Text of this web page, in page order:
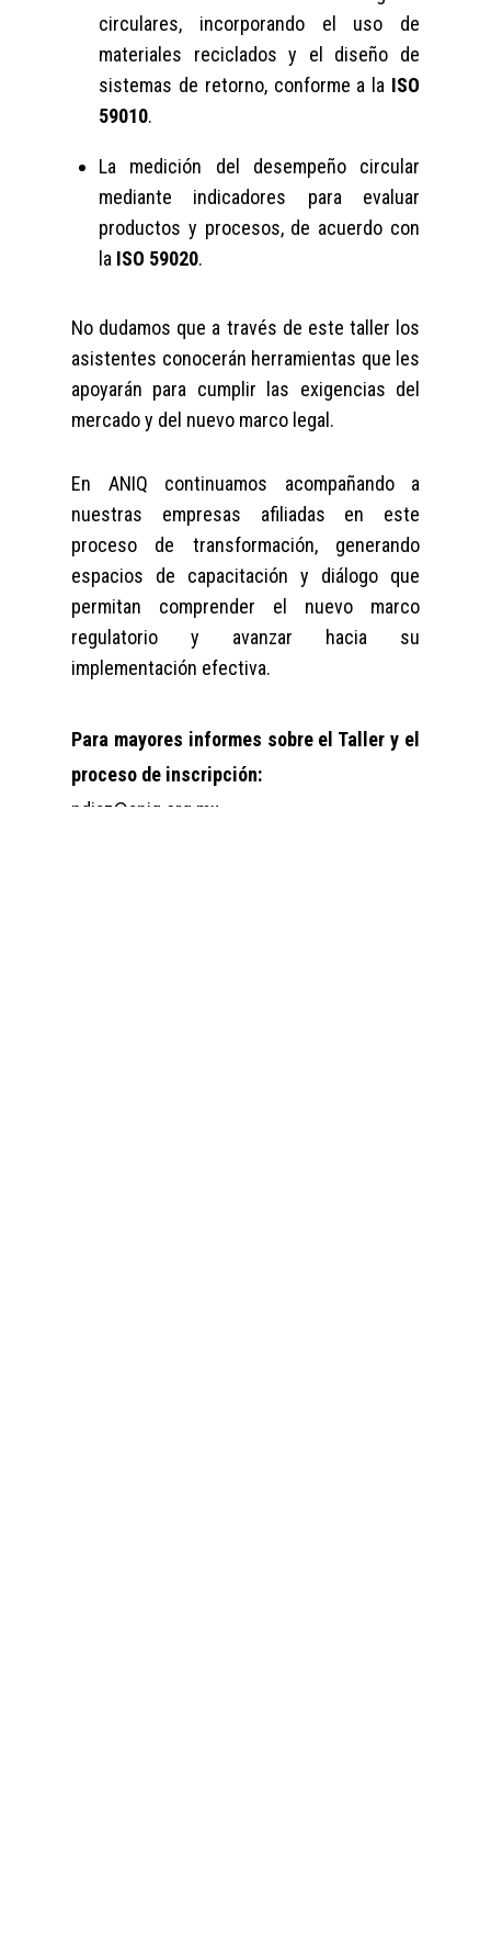
circulares, incorporando el uso de
materiales reciclados y el diseño de
sistemas de retorno, conforme a la ISO
59010.
La medición del desempeño circular
mediante indicadores para evaluar
productos y procesos, de acuerdo con
la ISO 59020.
No dudamos que a través de este taller los
asistentes conocerán herramientas que les
apoyarán para cumplir las exigencias del
mercado y del nuevo marco legal.
En ANIQ continuamos acompañando a
nuestras empresas afiliadas en este
proceso de transformación, generando
espacios de capacitación y diálogo que
permitan comprender el nuevo marco
regulatorio y avanzar hacia su
implementación efectiva.
Para mayores informes sobre el Taller y el
proceso de inscripción:
pdiaz@aniq.org.mx